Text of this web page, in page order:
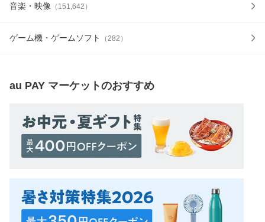
音楽・映像 （ 151,642 ）
ゲーム機・ゲームソフト （282 ）
au PAY マーケットのおすすめ